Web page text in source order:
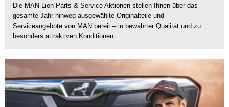
Die MAN Lion Parts & Service Aktionen stellen Ihnen über das
gesamte Jahr hinweg ausgewählte Originalteile und
Serviceangebote von MAN bereit – in bewährter Qualität und zu
besonders attraktiven Konditionen.